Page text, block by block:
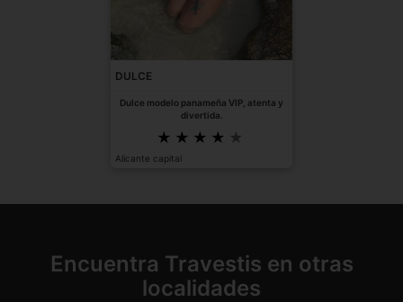
DULCE
Dulce modelo panameña VIP, atenta y
divertida.
Alicante capital
Encuentra Travestis en otras
localidades